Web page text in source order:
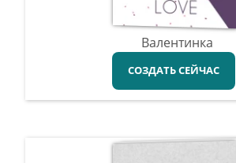
Валентинка
СОЗДАТЬ СЕЙЧАС